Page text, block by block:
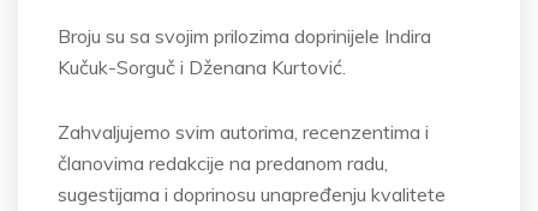
Broju su sa svojim prilozima doprinijele Indira
Kučuk-Sorguč i Dženana Kurtović.
Zahvaljujemo svim autorima, recenzentima i
članovima redakcije na predanom radu,
sugestijama i doprinosu unapređenju kvalitete